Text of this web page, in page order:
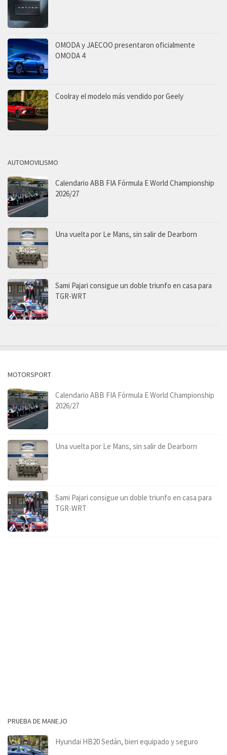
OMODA y JAECOO presentaron oficialmente
OMODA 4
Coolray el modelo más vendido por Geely
AUTOMOVILISMO
Calendario ABB FIA Fórmula E World Championship
2026/27
Una vuelta por Le Mans, sin salir de Dearborn
Sami Pajari consigue un doble triunfo en casa para
TGR-WRT
MOTORSPORT
Calendario ABB FIA Fórmula E World Championship
2026/27
Una vuelta por Le Mans, sin salir de Dearborn
Sami Pajari consigue un doble triunfo en casa para
TGR-WRT
PRUEBA DE MANEJO
Hyundai HB20 Sedán, bien equipado y seguro